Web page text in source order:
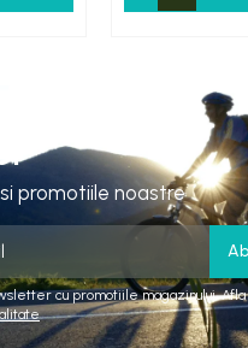
promotiile noastre
cu promotiile magazinului.